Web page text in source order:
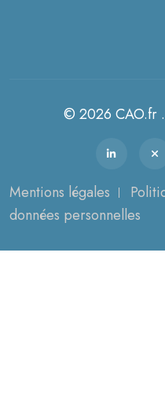
© 2026 CAO.fr
Mentions légales
données personnelles